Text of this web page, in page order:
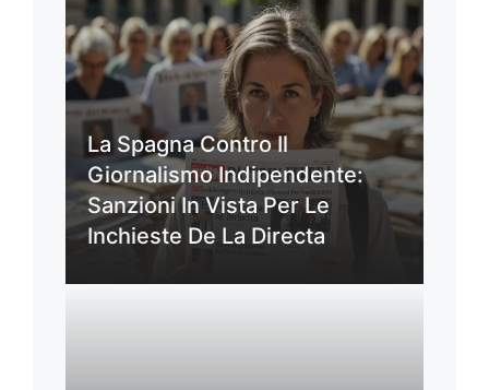
La Spagna Contro Il
Giornalismo Indipendente:
Sanzioni In Vista Per Le
Inchieste De La Directa